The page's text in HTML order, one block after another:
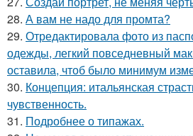
28. А вам не надо для промта?
29. Отредактировала фото из
одежды, легкий повседневный
оставила, чтоб было минимум
30. Концепция: итальянская
чувственность.
31. Подробнее о типажах.